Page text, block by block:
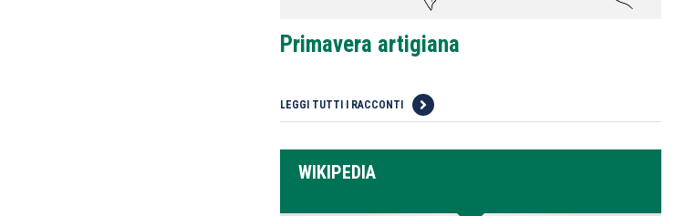
Primavera artigiana
LEGGI TUTTI I RACCONTI
WIKIPEDIA